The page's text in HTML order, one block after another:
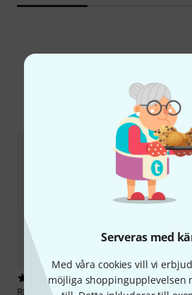
Serveras med
Med våra cookies vill vi
möjliga shoppingupplevelsen
Jämför
1
RF Venue RG8X-25 BNC
RF